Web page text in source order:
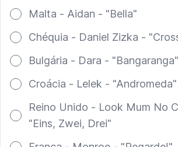
Malta - Aidan - "Bella"
Chéquia - Daniel Zizka -
Bulgária - Dara - "Bangaranga"
Croácia - Lelek - "Andromeda"
Reino Unido - Look Mum No
"Eins, Zwei, Drei"